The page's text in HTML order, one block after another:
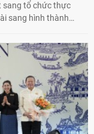
sang tổ chức thực
sang hình thành
số trở thành động lực